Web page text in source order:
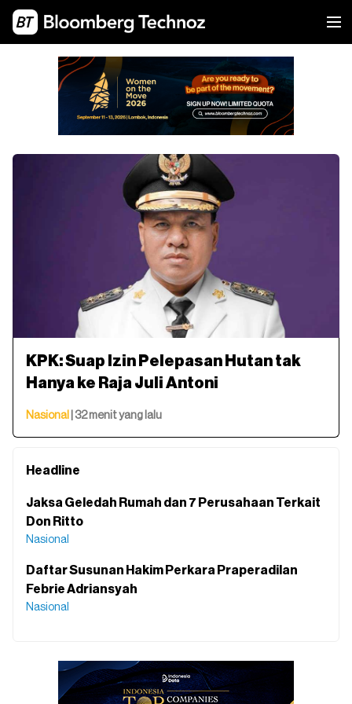
KPK: Suap Izin Pelepasan Hutan tak
Hanya ke Raja Juli Antoni
Nasional | 32 menit yang lalu
Headline
Jaksa Geledah Rumah dan 7 Perusahaan Terkait
Don Ritto
Nasional
Daftar Susunan Hakim Perkara Praperadilan
Febrie Adriansyah
Nasional